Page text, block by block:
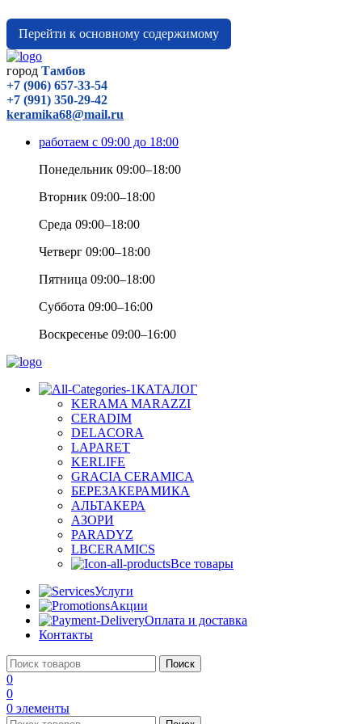
Перейти к основному содержимому
город Тамбов
+7 (906) 657-33-54
+7 (991) 350-29-42
keramika68@mail.ru
работаем с 09:00 до 18:00
Понедельник 09:00–18:00
Вторник 09:00–18:00
Среда 09:00–18:00
Четверг 09:00–18:00
Пятница 09:00–18:00
Суббота 09:00–16:00
Воскресенье 09:00–16:00
КАТАЛОГ
KERAMA MARAZZI
CERADIM
DELACORA
LAPARET
KERLIFE
GRACIA CERAMICA
БЕРЕЗАКЕРАМИКА
АЛЬТАКЕРА
АЗОРИ
PARADYZ
LBCERAMICS
Все товары
Услуги
Акции
Оплата и доставка
Контакты
Поиск
0
0
0 элементы